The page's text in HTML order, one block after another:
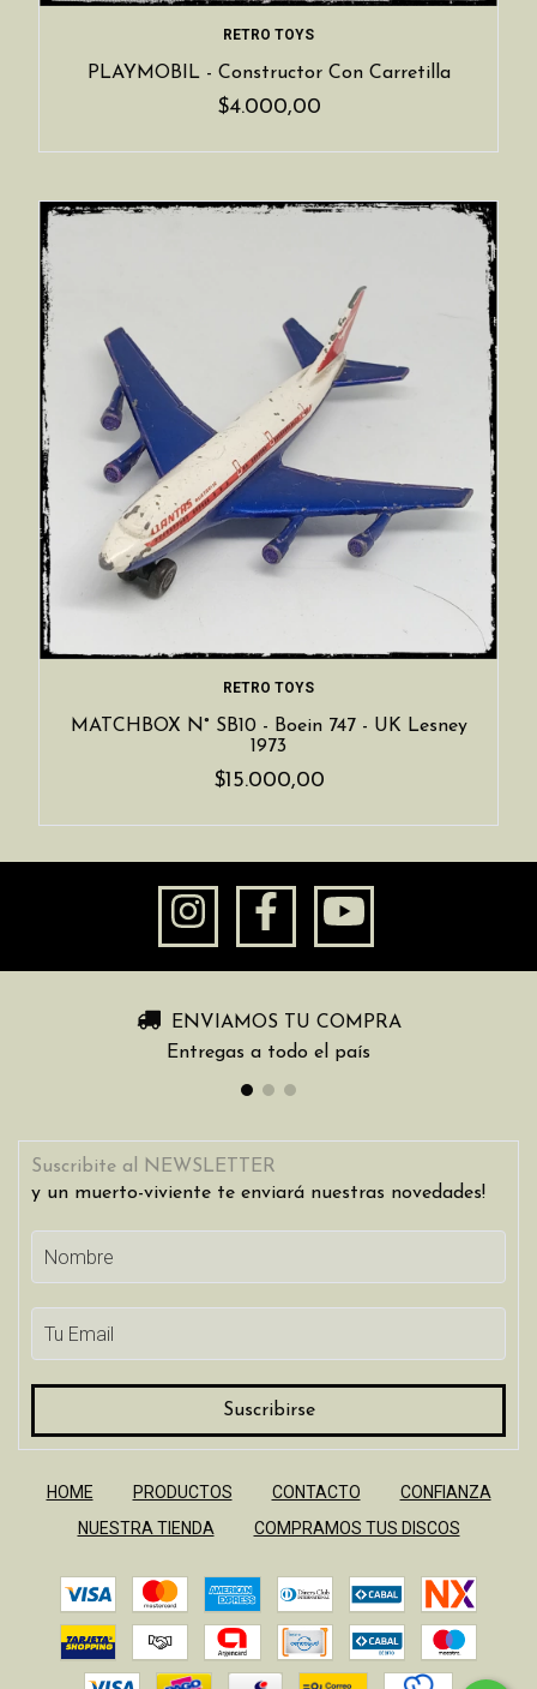
RETRO TOYS
PLAYMOBIL - Constructor Con Carretilla
$4.000,00
RETRO TOYS
MATCHBOX N° SB10 - Boein 747 - UK Lesney
1973
$15.000,00
ENVIAMOS TU COMPRA
Entregas a todo el país
Suscribite al NEWSLETTER
y un muerto-viviente te enviará nuestras novedades!
HOME PRODUCTOS CONTACTO
CONFIANZA
NUESTRA TIENDA
COMPRAMOS TUS DISCOS